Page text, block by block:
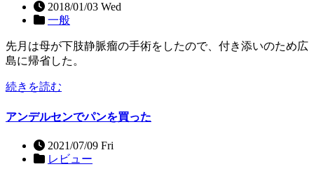
2018/01/03 Wed
一般
先月は母が下肢静脈瘤の手術をしたので、付き添いのため広
島に帰省した。
続きを読む
アンデルセンでパンを買った
2021/07/09 Fri
レビュー